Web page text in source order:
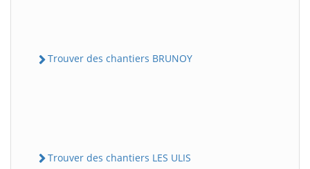
Trouver des chantiers BRUNOY
Trouver des chantiers LES ULIS